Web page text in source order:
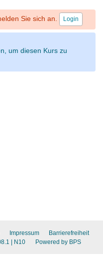
Sie sich an. Login
um diesen Kurs zu
Impressum
Barrierefreiheit
| N10 Powered by BPS